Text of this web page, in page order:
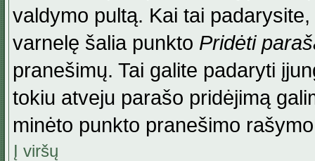
valdymo pultą. Kai tai
varnelę šalia punkto Pridėti
pranešimų. Tai galite padaryti
tokiu atveju parašo pridėjimą
minėto punkto pranešimo
Į viršų